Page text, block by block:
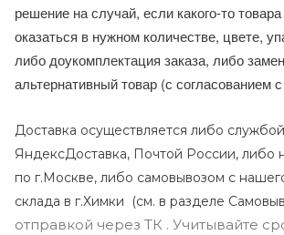
решение на случай, если какого-то
оказаться в нужном количестве, цвете,
либо доукомплектация заказа, либо
альтернативный товар (с согласованием
Доставка осуществляется либо
ЯндексДоставка, Почтой России,
по г.Москве, либо самовывозом с
склада в г.Химки (см. в разделе
отправкой через ТК . Учитывайте